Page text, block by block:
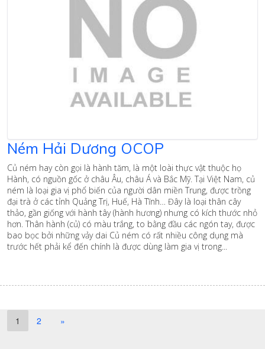
Ném Hải Dương OCOP
Củ ném hay còn gọi là hành tăm, là một loài thực vật thuộc họ
Hành, có nguồn gốc ở châu Âu, châu Á và Bắc Mỹ. Tại Việt Nam, củ
ném là loại gia vị phổ biến của người dân miền Trung, được trồng
đại trà ở các tỉnh Quảng Trị, Huế, Hà Tĩnh… Đây là loại thân cây
thảo, gần giống với hành tây (hành hương) nhưng có kích thước nhỏ
hơn. Thân hành (củ) có màu trắng, to bằng đầu các ngón tay, được
bao bọc bởi những vảy dai Củ ném có rất nhiều công dụng mà
trước hết phải kể đến chính là được dùng làm gia vị trong...
1 2 »